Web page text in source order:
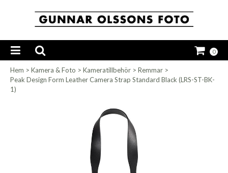
0
Hem > Kamera & Foto > Kameratillbehör > Remmar >
Peak Design Form Leather Camera Strap Standard Black (LRS-ST-BK-
1)